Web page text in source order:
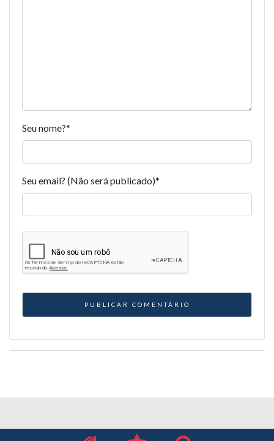
Seu nome?*
Seu email? (Não será publicado)*